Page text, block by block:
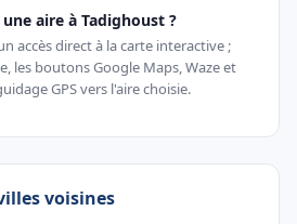
aire à Tadighoust ?
accès direct à la carte interactive ;
les boutons Google Maps, Waze et
GPS vers l'aire choisie.
voisines